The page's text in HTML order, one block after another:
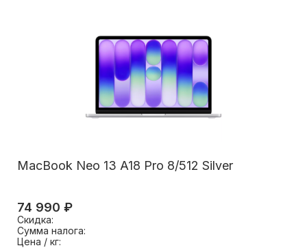
MacBook Neo 13 A18 Pro 8/512 Silver
74 990 ₽
Скидка:
Сумма налога:
Цена / кг: